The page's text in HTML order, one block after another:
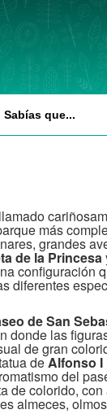
Sabías que...
más
grandes
de la Princesa
configuración
diferentes
de San
donde las
de gran
deAlfonso I
del
de colorido,
almeces,